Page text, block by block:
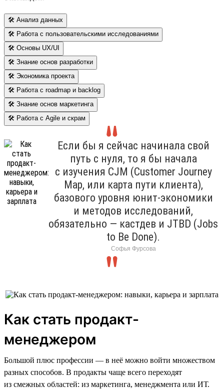
🛠 Анализ данных
🛠 Работа с пользовательскими исследованиями
🛠 Основы UX/UI
🛠 Знание основ разработки
🛠 Экономика проекта
🛠 Работа с roadmap и backlog
🛠 Знание основ маркетинга
🛠 Работа с Agile и скрам
Если бы я сейчас начинала свой
путь с нуля, то я бы начала
с изучения CJM (Customer Journey
Map, или карта пути клиента),
базового уровня юнит-экономики
и методов исследований,
обязательно — кастдев и JTBD (Jobs
to Be Done).
Софья Фурсова
Как стать продакт-
менеджером
Большой плюс профессии — в неё можно войти множеством
разных способов. В продакты чаще всего переходят
из смежных областей: из маркетинга, менеджмента или ИТ.